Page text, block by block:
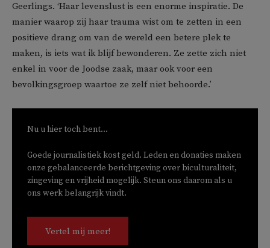
Geerlings. ‘Haar levenslust is een enorme inspiratie. De
manier waarop zij haar trauma wist om te zetten in een
positieve drang om van de wereld een betere plek te
maken, is iets wat ik blijf bewonderen. Ze zette zich niet
enkel in voor de Joodse zaak, maar ook voor een
bevolkingsgroep waartoe ze zelf niet behoorde.’
Nu u hier toch bent...
Goede journalistiek kost geld. Leden en donaties maken
onze gebalanceerde berichtgeving over biculturaliteit,
zingeving en vrijheid mogelijk. Steun ons daarom als u
ons werk belangrijk vindt.
Vertel mij meer!